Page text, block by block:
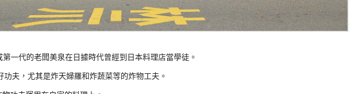
一代的老闆美泉在日據時代曾經到日本料理店當學徒。
夫，尤其是炸天婦羅和炸蔬菜等的炸物工夫。